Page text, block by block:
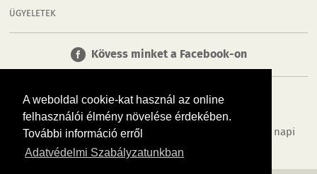
A weboldal cookie-kat használ az online
felhasználói élmény növelése érdekében.
További információ erről
Adatvédelmi Szabályzatunkban
ÜGYELETEK
Kövess minket a Facebook-on
Tudj meg többet városodról! Hírek, programok, képek, napi
menü, cégek…. és minden, ami Rábaköz